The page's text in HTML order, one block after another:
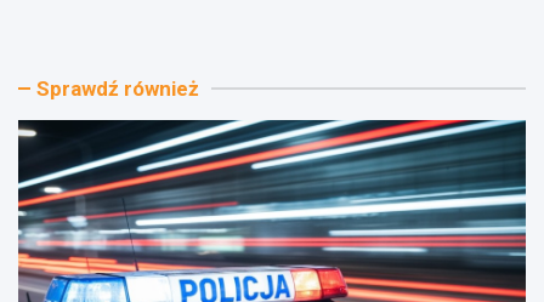
o
i
r
a
k
u
p
r
r
B
z
p
i
e
c
z
Sprawdź również